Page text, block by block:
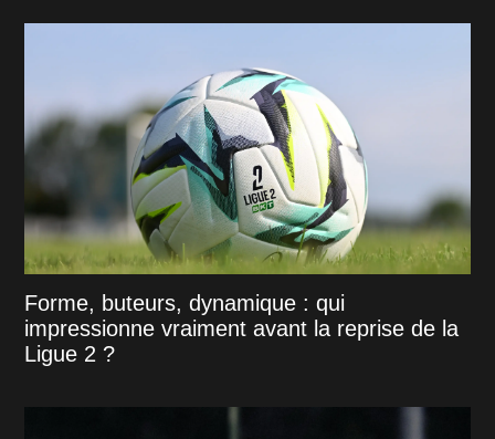
Forme, buteurs, dynamique : qui
impressionne vraiment avant la reprise de la
Ligue 2 ?